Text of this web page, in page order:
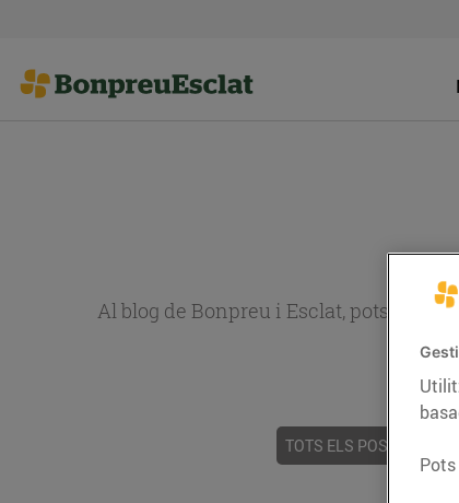
Al blog de Bonpreu i Esclat, pots
TOTS ELS POSTS